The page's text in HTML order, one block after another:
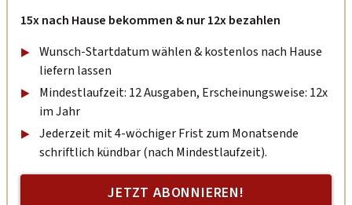
15x nach Hause bekommen & nur 12x bezahlen
Wunsch-Startdatum wählen & kostenlos nach Hause
liefern lassen
Mindestlaufzeit: 12 Ausgaben, Erscheinungsweise: 12x
im Jahr
Jederzeit mit 4-wöchiger Frist zum Monatsende
schriftlich kündbar (nach Mindestlaufzeit).
JETZT ABONNIEREN!